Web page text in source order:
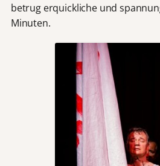
betrug erquickliche und
Minuten.